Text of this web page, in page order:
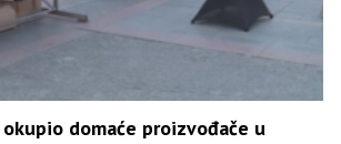
domaće proizvođače u